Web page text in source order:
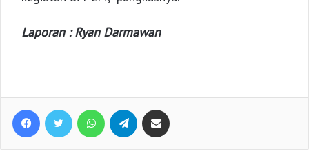
Laporan : Ryan Darmawan
Facebook Twitter WhatsApp Telegram